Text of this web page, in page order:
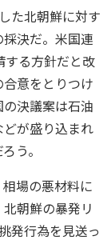
た北朝鮮に対す
決だ。米国連
する方針だと改
意をとりつけ
決議案は石油
が盛り込まれ
う。
場の悪材料に
朝鮮の暴発リ
発行為を見送っ